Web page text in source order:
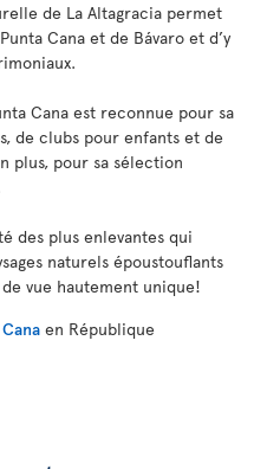
de La Altagracia permet
Cana et de Bávaro et d’y
Cana est reconnue pour sa
de clubs pour enfants et de
plus, pour sa sélection
des plus enlevantes qui
naturels époustouflants
vue hautement unique!
en République